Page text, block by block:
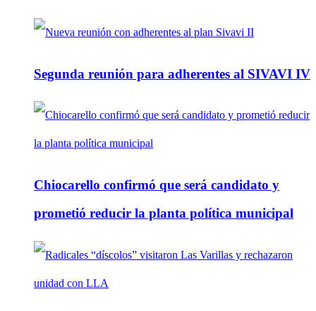
Segunda reunión para adherentes al SIVAVI IV
Chiocarello confirmó que será candidato y
prometió reducir la planta política municipal